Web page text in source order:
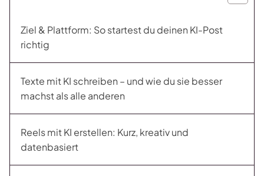
Ziel & Plattform: So startest du deinen KI-Post
richtig
Texte mit KI schreiben – und wie du sie besser
machst als alle anderen
Reels mit KI erstellen: Kurz, kreativ und
datenbasiert